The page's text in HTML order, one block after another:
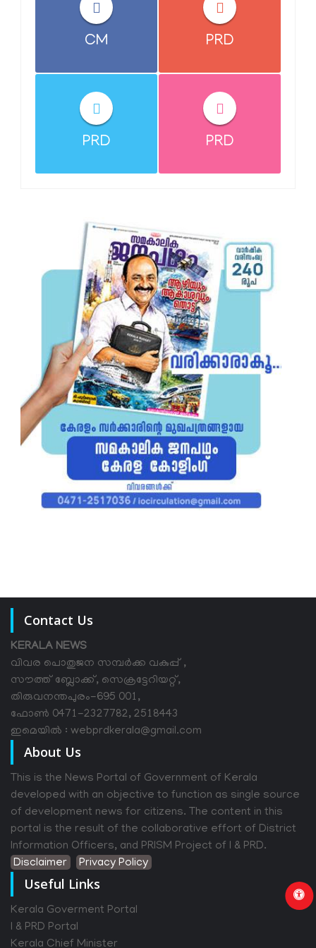
CM PRD
PRD PRD
Contact Us
KERALA NEWS
വിവര പൊതുജന സമ്പര്‍ക്ക വകുപ്പ് ,
സൗത്ത് ബ്ലോക്ക്, സെക്രട്ടേറിയറ്റ്,
തിരുവനന്തപുരം-695 001,
ഫോൺ 0471-2327782, 2518443
ഇമെയിൽ : webprdkerala@gmail.com
About Us
This is the News Portal of Government of Kerala
developed with an objective to function as single source
of development news for citizens. The content in this
portal is the result of the collaborative effort of District
Information Officers, and PRISM Project of I & PRD.
Disclaimer
Privacy Policy
Useful Links
Kerala Goverment Portal
I & PRD Portal
Kerala Chief Minister